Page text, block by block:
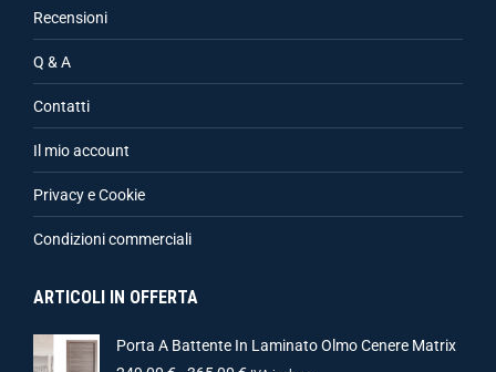
Recensioni
Q & A
Contatti
Il mio account
Privacy e Cookie
Condizioni commerciali
ARTICOLI IN OFFERTA
Porta A Battente In Laminato Olmo Cenere Matrix